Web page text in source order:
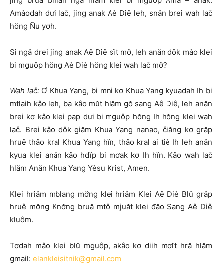
Amâodah dưi lač, jing anak Aê Diê leh, snăn brei wah lač
hŏng Ñu yơh.
Si ngă drei jing anak Aê Diê sĭt mơ̆, leh anăn dôk mâo klei
bi mguôp hŏng Aê Diê hŏng klei wah lač mơ̆?
Wah lač: Ơ Khua Yang, bi mni kơ Khua Yang kyuadah Ih bi
mtlaih kâo leh, ba kâo mŭt hlăm gŏ sang Aê Diê, leh anăn
brei kơ kâo klei pap dưi bi mguôp hŏng Ih hŏng klei wah
lač. Brei kâo dôk giăm Khua Yang nanao, čiăng kơ grăp
hruê thâo kral Khua Yang hĭn, thâo kral ai tiê Ih leh anăn
kyua klei anăn kâo hdĭp bi mơak kơ Ih hĭn. Kâo wah lač
hlăm Anăn Khua Yang Yêsu Krist, Amen.
Klei hriăm mblang mơ̆ng klei hriăm Klei Aê Diê Blŭ grăp
hruê mơ̆ng Knơ̆ng bruă mtô mjuăt klei đăo Sang Aê Diê
kluôm.
Tơdah mâo klei blŭ mguôp, akâo kơ diih mơĭt hră hlăm
gmail: elankleisitnik@gmail.com